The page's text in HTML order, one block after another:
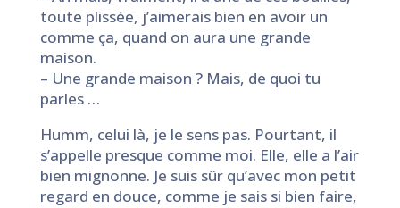
toute plissée, j’aimerais bien en avoir un
comme ça, quand on aura une grande
maison.
– Une grande maison ? Mais, de quoi tu
parles …
Humm, celui là, je le sens pas. Pourtant, il
s’appelle presque comme moi. Elle, elle a l’air
bien mignonne. Je suis sûr qu’avec mon petit
regard en douce, comme je sais si bien faire,